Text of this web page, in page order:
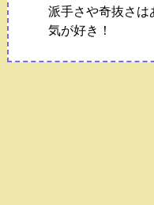
派手さや奇抜さは
気が好き！